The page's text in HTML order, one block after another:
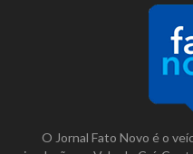
O Jornal Fato Novo é o